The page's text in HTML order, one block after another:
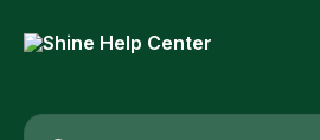
Nach Artikeln suchen …